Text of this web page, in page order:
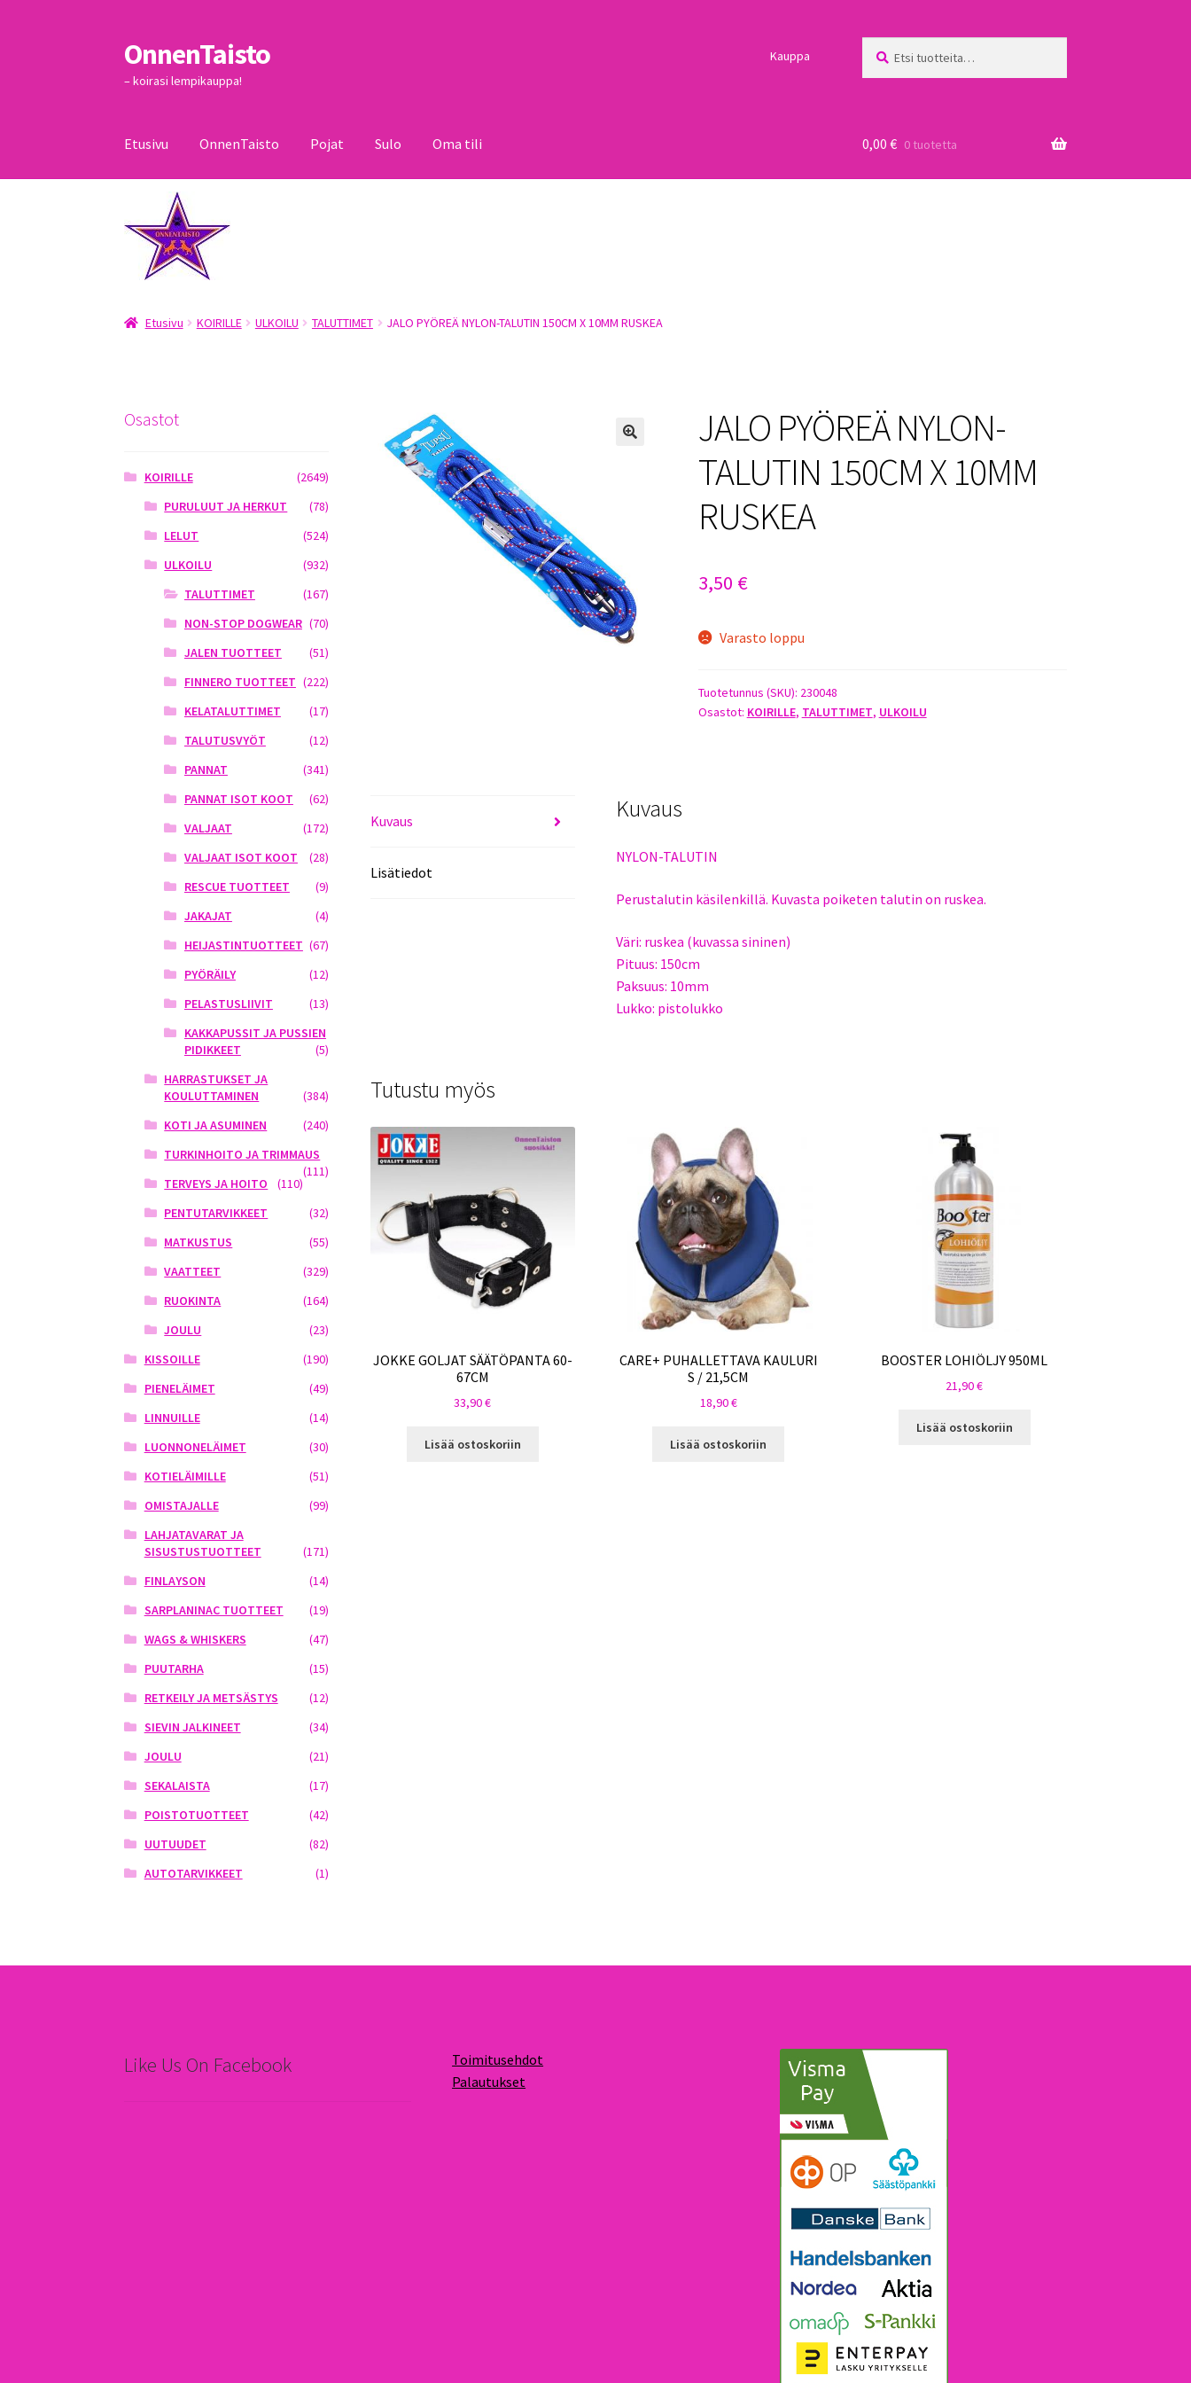
Siirry
navigointiin
Siirry
sisältöön
OnnenTaisto
– koirasi lempikauppa!
Kauppa
Etusivu OnnenTaisto Pojat Sulo Oma tili
Kassa
0,00 € 0 tuotetta
Etusivu KOIRILLE ULKOILU TALUTTIMET JALO PYÖREÄ NYLON-TALUTIN 150CM X 10MM RUSKEA
JALO PYÖREÄ NYLON-
TALUTIN 150CM X 10MM
RUSKEA
3,50 €
Varasto loppu
Tuotetunnus (SKU): 230048
Osastot: KOIRILLE, TALUTTIMET, ULKOILU
Kuvaus
Lisätiedot
Kuvaus
NYLON-TALUTIN
Perustalutin käsilenkillä. Kuvasta poiketen talutin on ruskea.
Väri: ruskea (kuvassa sininen)
Pituus: 150cm
Paksuus: 10mm
Lukko: pistolukko
Tutustu myös
JOKKE GOLJAT SÄÄTÖPANTA 60-
67CM
33,90€
Lisää ostoskoriin
CARE+ PUHALLETTAVA KAULURI
S / 21,5CM
18,90€
Lisää ostoskoriin
BOOSTER LOHIÖLJY 950ML
21,90€
Lisää ostoskoriin
Osastot
KOIRILLE
(2649)
PURULUUT JA HERKUT
(78)
LELUT
(524)
ULKOILU
(932)
TALUTTIMET
(167)
NON-STOP DOGWEAR (70)
JALEN TUOTTEET
(51)
FINNERO TUOTTEET (222)
KELATALUTTIMET
(17)
TALUTUSVYÖT
(12)
PANNAT
(341)
PANNAT ISOT KOOT
(62)
VALJAAT
(172)
VALJAAT ISOT KOOT
(28)
RESCUE TUOTTEET
(9)
JAKAJAT
(4)
HEIJASTINTUOTTEET (67)
PYÖRÄILY
(12)
PELASTUSLIIVIT
(13)
KAKKAPUSSIT JA PUSSIEN
PIDIKKEET
(5)
HARRASTUKSET JA
KOULUTTAMINEN
(384)
KOTI JA ASUMINEN
(240)
TURKINHOITO JA TRIMMAUS
(111)
TERVEYS JA HOITO
(110)
PENTUTARVIKKEET
(32)
MATKUSTUS
(55)
VAATTEET
(329)
RUOKINTA
(164)
JOULU
(23)
KISSOILLE
(190)
PIENELÄIMET
(49)
LINNUILLE
(14)
LUONNONELÄIMET
(30)
KOTIELÄIMILLE
(51)
OMISTAJALLE
(99)
LAHJATAVARAT JA
SISUSTUSTUOTTEET
(171)
FINLAYSON
(14)
SARPLANINAC TUOTTEET
(19)
WAGS & WHISKERS
(47)
PUUTARHA
(15)
RETKEILY JA METSÄSTYS
(12)
SIEVIN JALKINEET
(34)
JOULU
(21)
SEKALAISTA
(17)
POISTOTUOTTEET
(42)
UUTUUDET
(82)
AUTOTARVIKKEET
(1)
Like Us On Facebook
Toimitusehdot
Palautukset